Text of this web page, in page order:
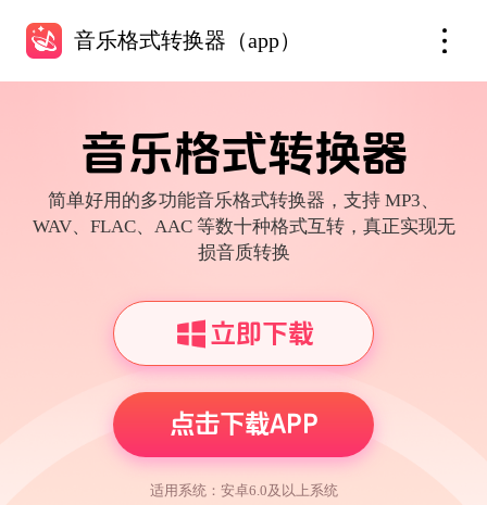
音乐格式转换器（app）
音乐格式转换器
简单好用的多功能音乐格式转换器，支持 MP3、
WAV、FLAC、AAC 等数十种格式互转，真正实现无
损音质转换
立即下载
点击下载APP
适用系统：安卓6.0及以上系统